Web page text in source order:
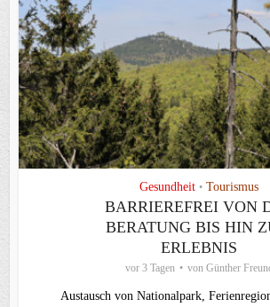
Gesundheit • Tourismus
BARRIEREFREI VON
BERATUNG BIS HIN
ERLEBNIS
vor 3 Tagen von Günther
Austausch von Nationalpark,